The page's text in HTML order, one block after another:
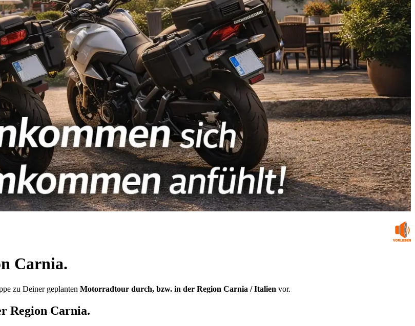
Carnia.
zu Deiner geplanten Motorradtour durch, bzw. in der Region Carnia / Italien vor.
Region Carnia.